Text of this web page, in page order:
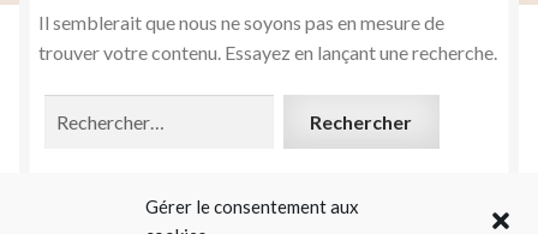
Gérer le consentement aux
Stands, salons, événementiel
menu
Il semblerait que nous ne soyons pas en mesure de
trouver votre contenu. Essayez en lançant une recherche.